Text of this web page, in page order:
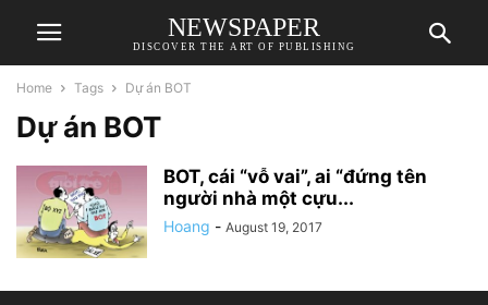
NEWSPAPER
DISCOVER THE ART OF PUBLISHING
Home Tags Dự án BOT
Dự án BOT
BOT, cái “vỗ vai”, ai “đứng tên
người nhà một cựu...
Hoang - August 19, 2017